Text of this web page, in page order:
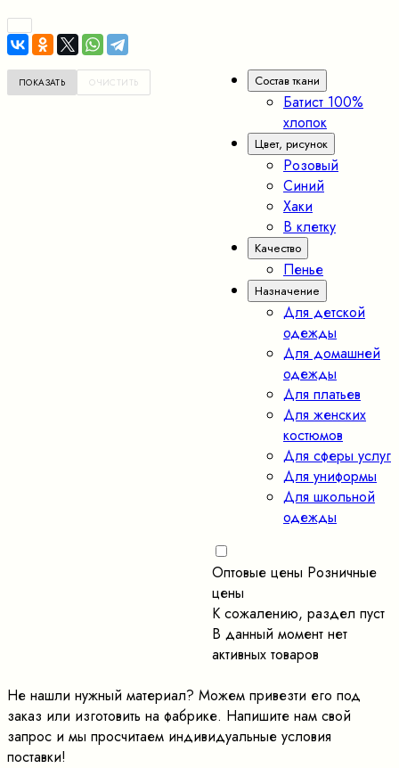
Состав ткани
Батист 100%
хлопок
Цвет, рисунок
Розовый
Синий
Хаки
В клетку
Качество
Пенье
Назначение
Для детской
одежды
Для домашней
одежды
Для платьев
Для женских
костюмов
Для сферы услуг
Для униформы
Для школьной
одежды
Оптовые цены Розничные
цены
К сожалению, раздел пуст
В данный момент нет
активных товаров
Не нашли нужный материал? Можем привезти его под
заказ или изготовить на фабрике. Напишите нам свой
запрос и мы просчитаем индивидуальные условия
поставки!